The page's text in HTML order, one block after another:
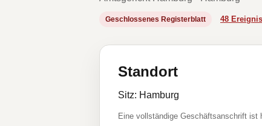
Geschlossenes Registerblatt 48
Standort
Sitz: Hamburg
Eine vollständige Geschäftsanschrift ist